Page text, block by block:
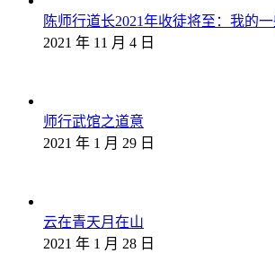
陈师行道长2021年收徒将至：我的
2021 年 11 月 4 日
师行武馆之道意
2021 年 1 月 29 日
云在青天月在山
2021 年 1 月 28 日